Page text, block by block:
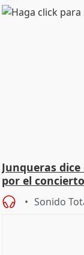
Junqueras
por el
Sonido